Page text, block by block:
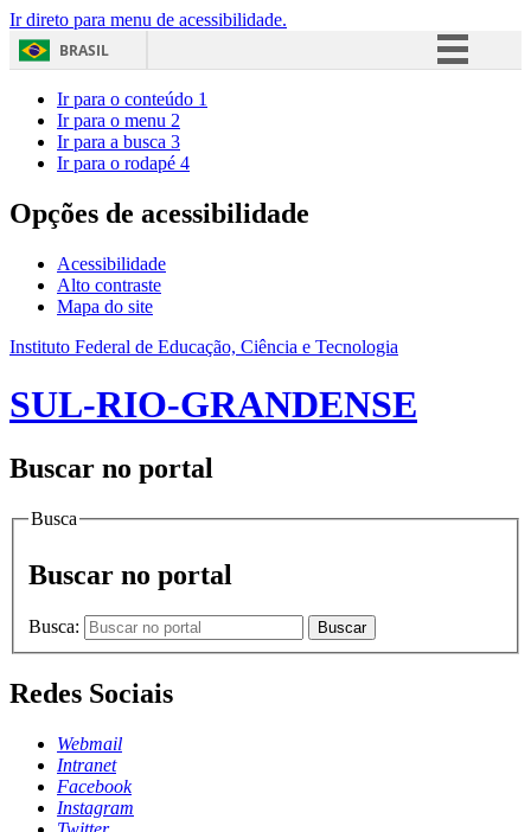
Ir direto para menu de acessibilidade.
BRASIL
Acesso à informação
Ir para o conteúdo 1
Ir para o menu 2
Ir para a busca 3
Ir para o rodapé 4
Opções de acessibilidade
Acessibilidade
Alto contraste
Mapa do site
Instituto Federal de Educação, Ciência e Tecnologia
SUL-RIO-GRANDENSE
Buscar no portal
Busca
Buscar no portal
Busca: Buscar
Redes Sociais
Webmail
Intranet
Facebook
Instagram